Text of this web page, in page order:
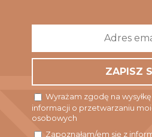
Wyrażam zgodę na
informacji o przetwarzaniu
osobowych
Zapoznałam/em się z